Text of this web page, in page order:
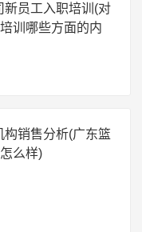
新员工入职培训(对
训哪些方面的内
构销售分析(广东篮
么样)